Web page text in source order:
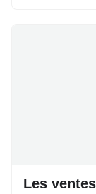
Les